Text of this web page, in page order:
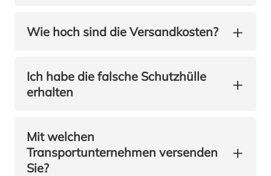
+
Wie hoch sind die Versandkosten?
+
Ich habe die falsche Schutzhülle
erhalten
+
Mit welchen
Transportunternehmen versenden
Sie?